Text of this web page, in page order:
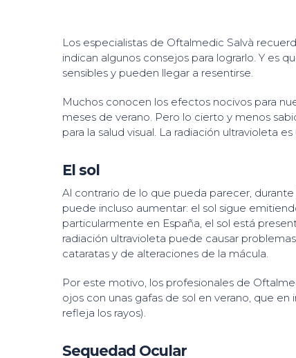
Los especialistas de Oftalmedic Salvà
indican algunos consejos para lograrlo. Y es
sensibles y pueden llegar a resentirse.
Muchos conocen los efectos nocivos para
meses de verano. Pero lo cierto y menos
para la salud visual. La radiación ultravioleta
El sol
Al contrario de lo que pueda parecer,
puede incluso aumentar: el sol sigue
particularmente en España, el sol está
radiación ultravioleta puede causar
cataratas y de alteraciones de la mácula.
Por este motivo, los profesionales de
ojos con unas gafas de sol en verano, que
refleja los rayos).
Sequedad Ocular